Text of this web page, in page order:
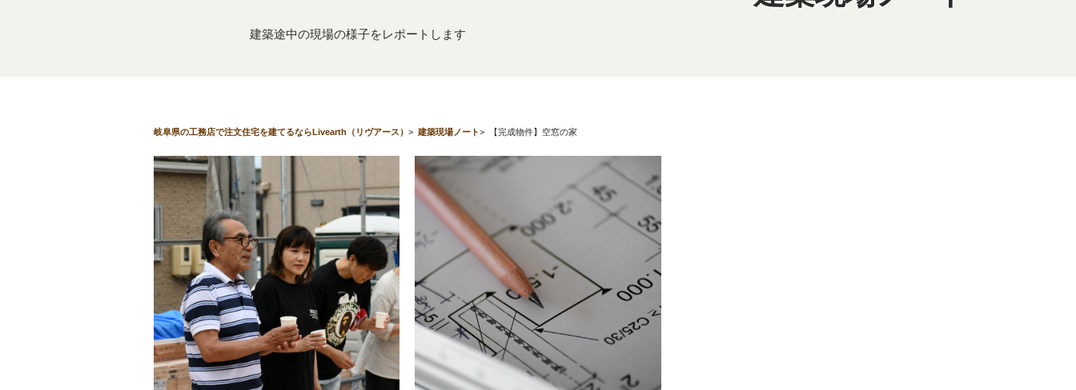
建築途中の現場の様子をレポートします
岐阜県の工務店で注文住宅を建てるならLivearth（リヴアース） > 建築現場ノート> 【完成物件】空窓の家